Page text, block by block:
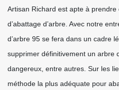
Artisan Richard est apte à
d’abattage d’arbre. Avec notre
d’arbre 95 se fera dans un cadre
supprimer définitivement un arbre
dangereux, entre autres. Sur les
méthode la plus adéquate pour